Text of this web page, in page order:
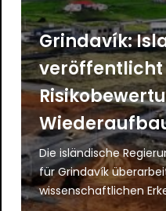
Grindavík:
veröffentlicht
Die isländische
für Grindavík
wissenschaftlichen